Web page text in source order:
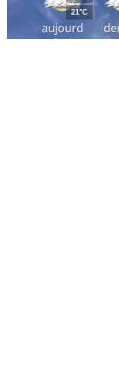
aujourd
´hui
21°C